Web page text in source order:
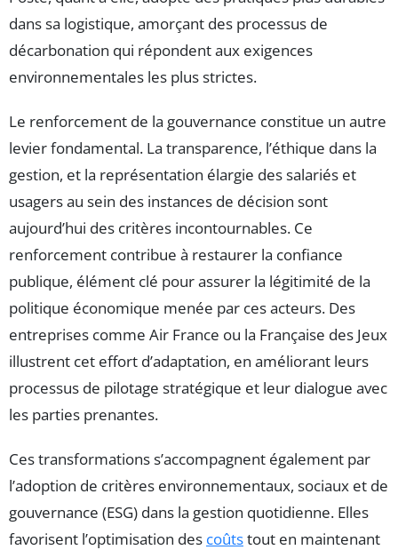
dans sa logistique, amorçant des processus de
décarbonation qui répondent aux exigences
environnementales les plus strictes.
Le renforcement de la gouvernance constitue un autre
levier fondamental. La transparence, l’éthique dans la
gestion, et la représentation élargie des salariés et
usagers au sein des instances de décision sont
aujourd’hui des critères incontournables. Ce
renforcement contribue à restaurer la confiance
publique, élément clé pour assurer la légitimité de la
politique économique menée par ces acteurs. Des
entreprises comme Air France ou la Française des Jeux
illustrent cet effort d’adaptation, en améliorant leurs
processus de pilotage stratégique et leur dialogue avec
les parties prenantes.
Ces transformations s’accompagnent également par
l’adoption de critères environnementaux, sociaux et de
gouvernance (ESG) dans la gestion quotidienne. Elles
favorisent l’optimisation des coûtstout en maintenant